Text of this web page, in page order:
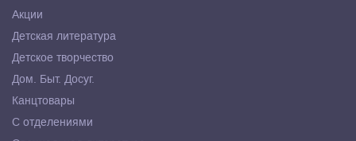
Акции
Детская литература
Детское творчество
Дом. Быт. Досуг.
Канцтовары
С отделениями